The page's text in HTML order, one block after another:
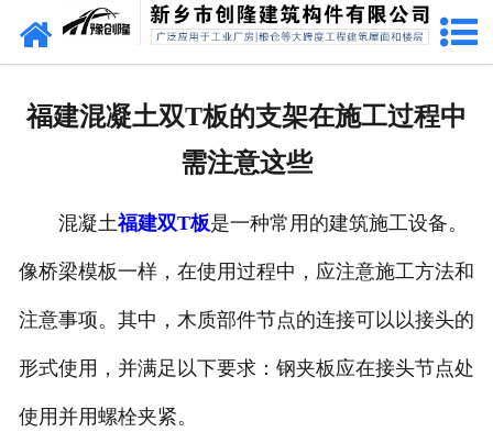
网站首页
资质荣誉
成功案例
福建混凝土双T板的支架在施工过程中
需注意这些
混凝土福建双T板是一种常用的建筑施工设备。
像桥梁模板一样，在使用过程中，应注意施工方法和
注意事项。其中，木质部件节点的连接可以以接头的
形式使用，并满足以下要求：钢夹板应在接头节点处
使用并用螺栓夹紧。